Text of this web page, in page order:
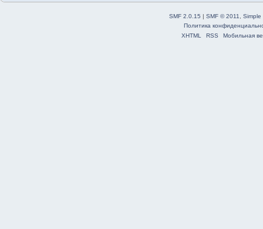
SMF 2.0.15 | SMF © 2011
Simple
Политика
XHTML
RSS Мобильная